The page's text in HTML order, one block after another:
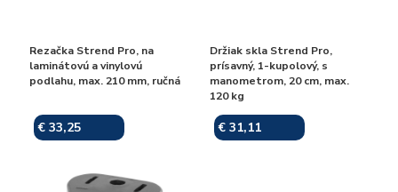
Rezačka Strend Pro, na
laminátovú a vinylovú
podlahu, max. 210 mm, ručná
€ 33,25
Držiak skla Strend Pro,
prísavný, 1-kupolový, s
manometrom, 20 cm, max.
120 kg
€ 31,11